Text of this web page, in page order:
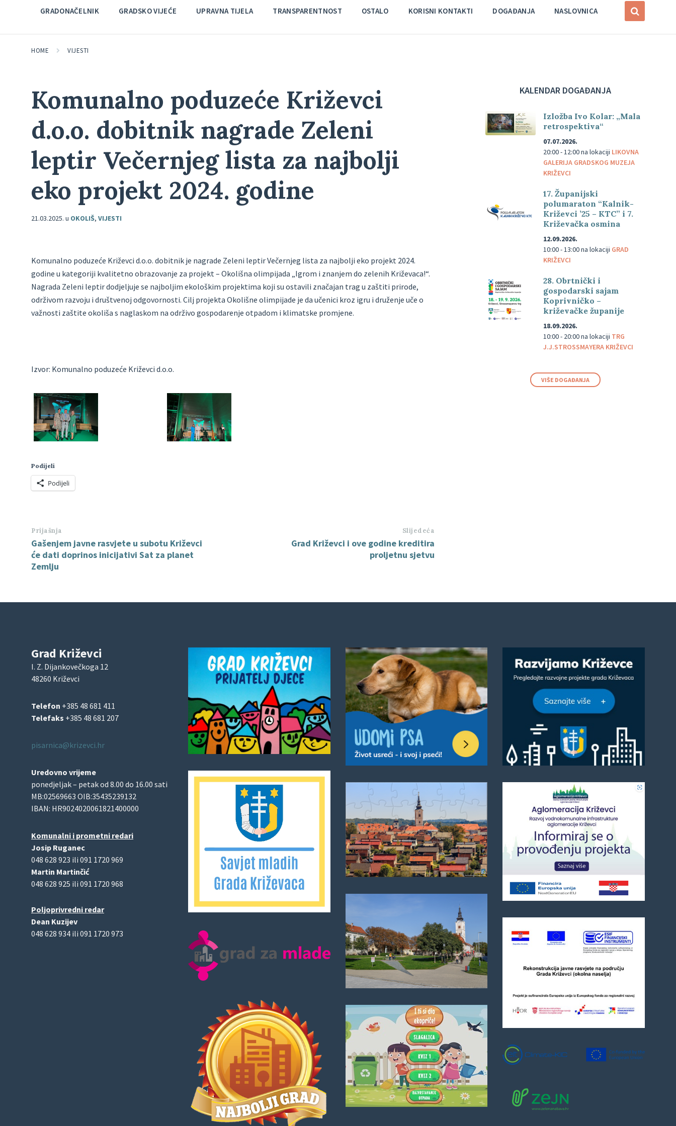
GRADONAČELNIK GRADSKO VIJEĆE UPRAVNA TIJELA TRANSPARENTNOST OSTALO KORISNI KONTAKTI DOGAĐANJA NASLOVNICA
HOME VIJESTI
Komunalno poduzeće Križevci
d.o.o. dobitnik nagrade Zeleni
leptir Večernjeg lista za najbolji
eko projekt 2024. godine
21.03.2025. u OKOLIŠ, VIJESTI
Komunalno poduzeće Križevci d.o.o. dobitnik je nagrade Zeleni leptir Večernjeg lista za najbolji eko projekt 2024.
godine u kategoriji kvalitetno obrazovanje za projekt – Okolišna olimpijada „Igrom i znanjem do zelenih Križevaca!“.
Nagrada Zeleni leptir dodjeljuje se najboljim ekološkim projektima koji su ostavili značajan trag u zaštiti prirode,
održivom razvoju i društvenoj odgovornosti. Cilj projekta Okolišne olimpijade je da učenici kroz igru i druženje uče o
važnosti zaštite okoliša s naglaskom na održivo gospodarenje otpadom i klimatske promjene.
Izvor: Komunalno poduzeće Križevci d.o.o.
Podijeli
Podijeli
Prijašnja
Gašenjem javne rasvjete u subotu Križevci
će dati doprinos inicijativi Sat za planet
Zemlju
Slijedeća
Grad Križevci i ove godine kreditira
proljetnu sjetvu
KALENDAR DOGAĐANJA
Izložba Ivo Kolar: „Mala
retrospektiva“
07.07.2026.
20:00 - 12:00na lokaciji LIKOVNA
GALERIJA GRADSKOG MUZEJA
KRIŽEVCI
17. Županijski
polumaraton “Kalnik-
Križevci ’25 – KTC” i 7.
Križevačka osmina
12.09.2026.
10:00 - 13:00na lokaciji GRAD
KRIŽEVCI
28. Obrtnički i
gospodarski sajam
Koprivničko –
križevačke županije
18.09.2026.
10:00 - 20:00na lokaciji TRG
J.J.STROSSMAYERA KRIŽEVCI
VIŠE DOGAĐANJA
Grad Križevci
I. Z. Dijankovečkoga 12
48260 Križevci
Telefon +385 48 681 411
Telefaks +385 48 681 207
pisarnica@krizevci.hr
Uredovno vrijeme
ponedjeljak – petak od 8.00 do 16.00 sati
MB:02569663 OIB:35435239132
IBAN: HR9024020061821400000
Komunalni i prometni redari
Josip Ruganec
048 628 923 ili 091 1720 969
Martin Martinčić
048 628 925 ili 091 1720 968
Poljoprivredni redar
Dean Kuzijev
048 628 934 ili 091 1720 973